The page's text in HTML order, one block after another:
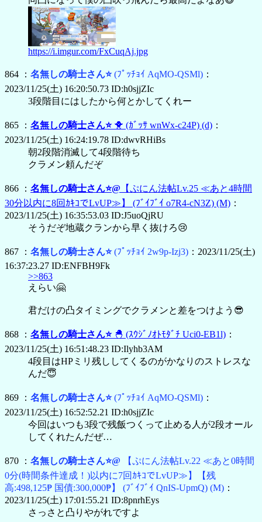
https://i.imgur.com/FxCuqAj.jpg
864 ： 名無しの騎士さん⭐(ﾌﾟｯﾁｮｲ AqMO-QSMl) ：
2023/11/25(土) 16:20:50.73 ID:h0sjjZIc
3段階目にはしたから何とかしてくれー
865 ： 名無しの騎士さん⭐ 🐥 (ｶﾞｯｻ wnWx-c24P) (d) ：
2023/11/25(土) 16:24:19.78 ID:dwvRHiBs
朝2段階消滅して4段階待ち
クラメン頼んだぞ
866 ： 名無しの騎士さん⭐@ 【ぷにん法帖Lv.25 ≪あと4時間
30分以内に8回ｶｷｺでLvUP≫】
(ﾌﾞｲﾌﾞｲ o7R4-cN3Z) (M) ：
2023/11/25(土) 16:35:53.03 ID:J5uoQjRU
そうだぞ地蔵クランから早く抜けろ😢
867 ： 名無しの騎士さん⭐(ﾌﾟｯﾁｮｲ 2w9p-Izj3) ：2023/11/25(土)
16:37:23.27 ID:ENFBH9Fk
>>863
えらい🤗
君だけの凸タイミングでクラメンと差をつけよう😎
868 ： 名無しの騎士さん⭐ 🐣 (ｽｳｼﾞﾉｵﾄﾓﾀﾞﾁ Uci0-EB1l) ：
2023/11/25(土) 16:51:48.23 ID:Ilyhb3AM
4段目はHPミリ残ししてくるのがかなりのストレスな
んだ😇
869 ： 名無しの騎士さん⭐(ﾌﾟｯﾁｮｲ AqMO-QSMl) ：
2023/11/25(土) 16:52:52.21 ID:h0sjjZIc
今回はいつも3段で残飯つくって止める人が2段オール
してくれたんだぜ…
870 ： 名無しの騎士さん⭐@
【ぷにん法帖Lv.22 ≪あと0時間
0分(時間条件達成！)以内に7回ｶｷｺでLvUP≫】
【残
高:498,125₱ 国債:300,000₱】
(ﾌﾞｲﾌﾞｲ QnIS-UpmQ) (M) ：
2023/11/25(土) 17:01:55.21 ID:8pnrhEys
さっさと凸りやがれですよ